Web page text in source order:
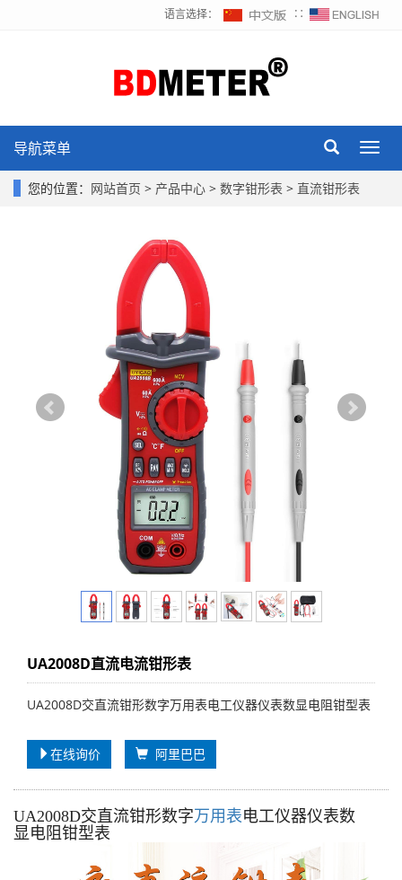
语言选择： ∷
导航菜单
您的位置： 网站首页 > 产品中心 > 数字钳形表 > 直流钳形表
UA2008D直流电流钳形表
UA2008D交直流钳形数字万用表电工仪器仪表数显电阻钳型表
在线询价 阿里巴巴
UA2008D交直流钳形数字万用表电工仪器仪表数
显电阻钳型表